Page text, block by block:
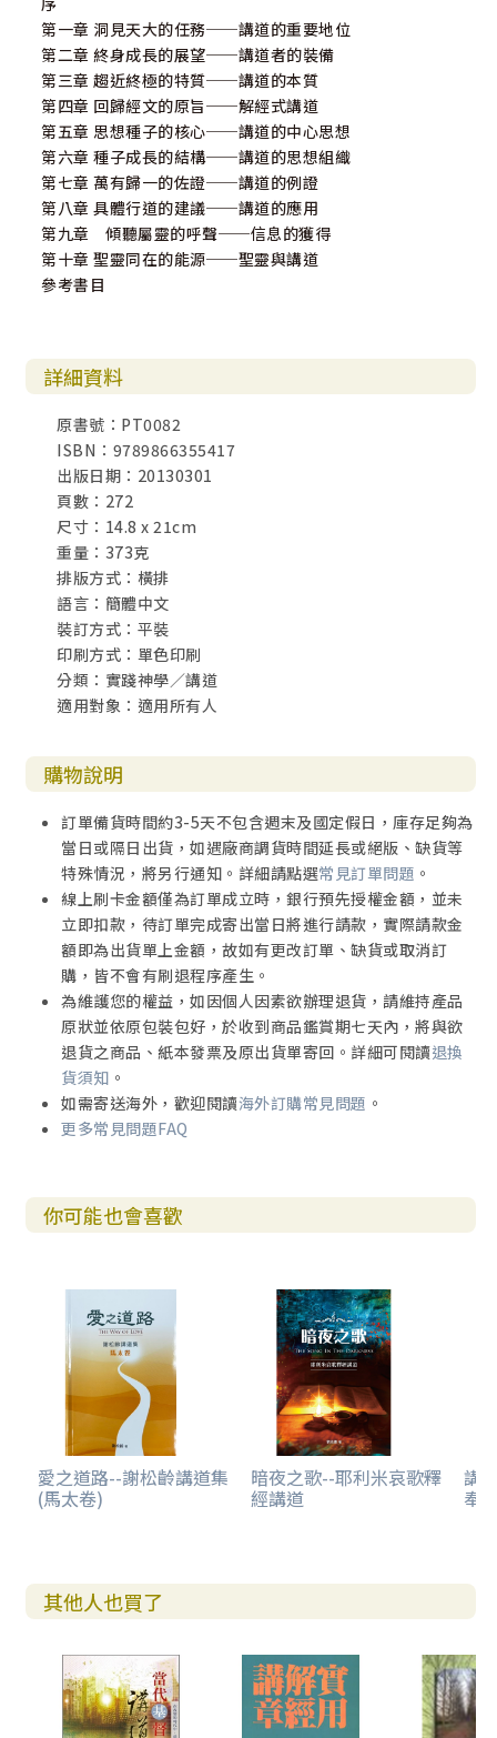
第一章 洞見天大的任務──講道的重要地位
第二章 終身成長的展望──講道者的裝備
第三章 趨近終極的特質──講道的本質
第四章 回歸經文的原旨──解經式講道
第五章 思想種子的核心──講道的中心思想
第六章 種子成長的結構──講道的思想組織
第七章 萬有歸一的佐證──講道的例證
第八章 具體行道的建議──講道的應用
第九章 傾聽屬靈的呼聲──信息的獲得
第十章 聖靈同在的能源──聖靈與講道
參考書目
詳細資料
原書號：PT0082
ISBN：9789866355417
出版日期：20130301
頁數：272
尺寸：14.8 x 21cm
重量：373克
排版方式：橫排
語言：簡體中文
裝訂方式：平裝
印刷方式：單色印刷
分類：實踐神學／講道
適用對象：適用所有人
購物說明
訂單備貨時間約3-5天不包含週末及國定假日，庫存足夠為
當日或隔日出貨，如遇廠商調貨時間延長或絕版、缺貨等
特殊情況，將另行通知。詳細請點選常見訂單問題 。
線上刷卡金額僅為訂單成立時，銀行預先授權金額，並未
立即扣款，待訂單完成寄出當日將進行請款，實際請款金
額即為出貨單上金額，故如有更改訂單、缺貨或取消訂
購，皆不會有刷退程序產生。
為維護您的權益，如因個人因素欲辦理退貨，請維持產品
原狀並依原包裝包好，於收到商品鑑賞期七天內，將與欲
退貨之商品、紙本發票及原出貨單寄回。詳細可閱讀退換
貨須知 。
如需寄送海外，歡迎閱讀海外訂購常見問題 。
更多常見問題FAQ
你可能也會喜歡
愛之道路--謝松齡講道集
(馬太卷)
暗夜之歌--耶利米哀歌釋
經講道
講
奉
其他人也買了